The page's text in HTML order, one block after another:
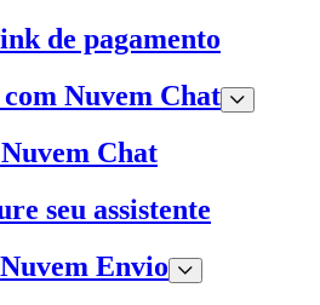
de pagamento
Nuvem Chat
Chat
seu assistente
Envio